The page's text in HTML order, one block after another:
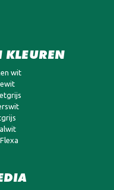
KLEUREN
wit